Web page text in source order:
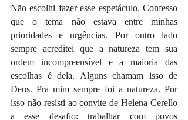
Não escolhi fazer esse espetáculo. Confesso
que o tema não estava entre minhas
prioridades e urgências. Por outro lado
sempre acreditei que a natureza tem sua
ordem incompreensível e a maioria das
escolhas é dela. Alguns chamam isso de
Deus. Pra mim sempre foi a natureza. Por
isso não resisti ao convite de Helena Cerello
a esse desafio: trabalhar com povos